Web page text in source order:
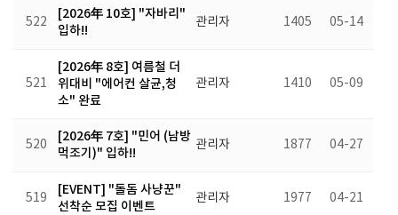
522
[2026年 10호] "자바리"
입하!!
관리자 1405 05-14
521
[2026年 8호] 여름철 더
위대비 "에어컨 살균,청
소" 완료
관리자 1410 05-09
520
[2026年 7호] "민어 (남방
먹조기)" 입하!!
관리자 1877 04-27
519
[EVENT] "돌돔 사냥꾼"
선착순 모집 이벤트
관리자 1977 04-21